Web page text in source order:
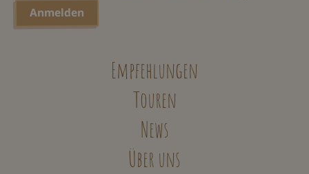
Empfehlungen
Touren
News
Über uns